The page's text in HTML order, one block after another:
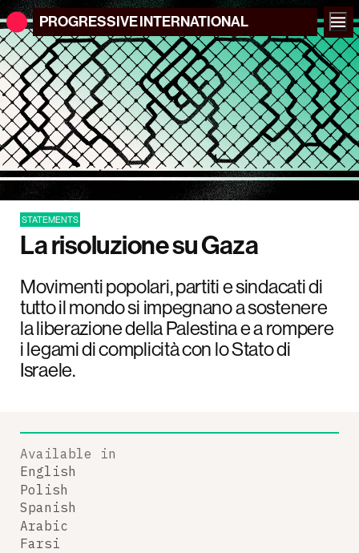
PROGRESSIVEINTERNATIONAL
STATEMENTS
La risoluzione su Gaza
Movimenti popolari, partiti e sindacati di
tutto il mondo si impegnano a sostenere
la liberazione della Palestina e a rompere
i legami di complicità con lo Stato di
Israele.
Available in
English
Polish
Spanish
Arabic
Farsi